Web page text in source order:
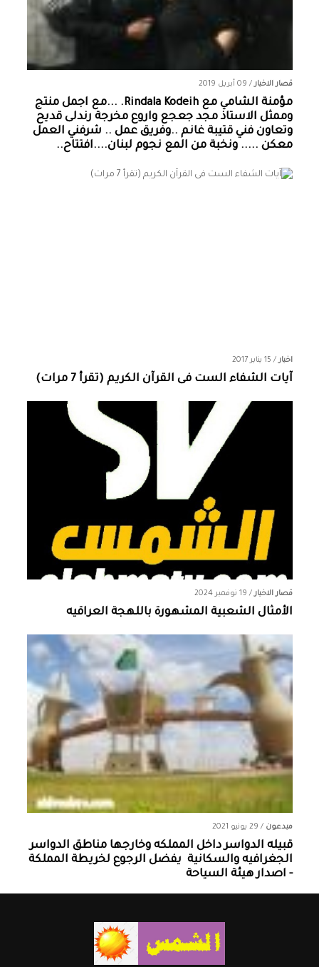
قصار الاخبار/ 09 أبريل 2019
مؤمنة الشامي‏ مع ‏‎Rindala Kodeih‎‏. ...مع اجمل منتج
وممثل الاستاذ مجد جعجع واروع مخرجة رندلى قديح
وتعاون فني قتيبة غانم ..وفريق عمل .. شرفني العمل
معكن ..... ونخبة من المع نجوم لبنان....افتتاح..
اخبار/ 15 يناير 2017
آيات الشفاء الست فى القرآن الكريم (تقرأ 7 مرات)
قصار الاخبار/ 19 نوفمبر 2024
الأمثال الشعبية المشهورة باللهجة العراقيه
مبدعون / 29 يونيو 2021
قبيله الدواسر داخل المملكه وخارجها ‏مناطق الدواسر
الجغرافيه والسكانية ‏ يفضل الرجوع لخريطة المملكة
- اصدار هيئة السياحة